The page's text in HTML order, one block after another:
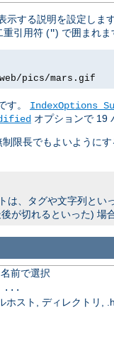
示する説明を設定しま
重引用符 (") で囲まれま
pics/mars.gif
す。 IndexOptions
オプションで 19
限長でもよいように
は、タグや文字列と
が切れるといった) 場
前で選択
...
ホスト, ディレクトリ,